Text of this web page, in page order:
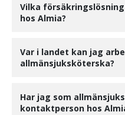
Vilka
hos Almia?
Var i landet kan jag
allmänsjuksköterska?
Har jag som
kontaktperson hos